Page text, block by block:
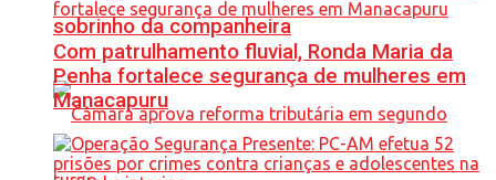
sobrinho da companheira
Com patrulhamento fluvial, Ronda Maria da
Penha fortalece segurança de mulheres em
Manacapuru